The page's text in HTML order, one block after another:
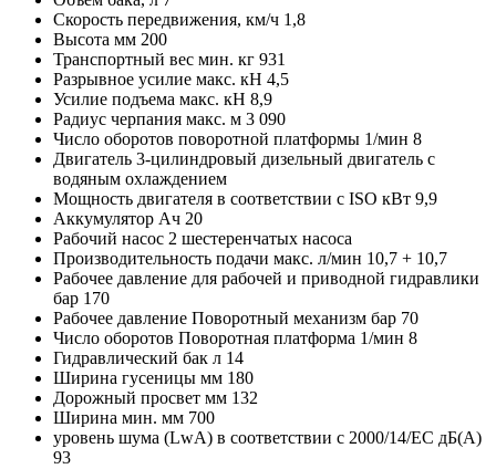
Скорость передвижения, км/ч 1,8
Высота мм 200
Транспортный вес мин. кг 931
Разрывное усилие макс. кН 4,5
Усилие подъема макс. кН 8,9
Радиус черпания макс. м 3 090
Число оборотов поворотной платформы 1/мин 8
Двигатель 3-цилиндровый дизельный двигатель с
водяным охлаждением
Мощность двигателя в соответствии с ISO кВт 9,9
Аккумулятор Ач 20
Рабочий насос 2 шестеренчатых насоса
Производительность подачи макс. л/мин 10,7 + 10,7
Рабочее давление для рабочей и приводной гидравлики
бар 170
Рабочее давление Поворотный механизм бар 70
Число оборотов Поворотная платформа 1/мин 8
Гидравлический бак л 14
Ширина гусеницы мм 180
Дорожный просвет мм 132
Ширина мин. мм 700
уровень шума (LwA) в соответствии с 2000/14/EC дБ(A)
93